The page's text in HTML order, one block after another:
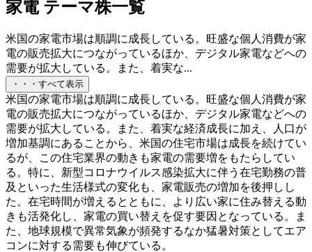
家電 テーマ株一覧
米国の家電市場は順調に成長している。旺盛な個人消費が家
電の販売拡大につながっているほか、デジタル家電などへの
需要が拡大している。また、着実な...
・・・すべて表示
米国の家電市場は順調に成長している。旺盛な個人消費が家
電の販売拡大につながっているほか、デジタル家電などへの
需要が拡大している。また、着実な経済成長に加え、人口が
増加基調にあることから、米国の住宅市場は成長を続けてい
るが、この住宅業界の動きも家電の需要増をもたらしてい
る。特に、新型コロナウイルス感染拡大に伴う在宅勤務の普
及といった生活様式の変化も、家電販売の増加を後押しし
た。在宅時間が増えるとともに、より広い家に住み替える動
きも活発化し、家電の買い替えを促す要因となっている。ま
た、地球規模で異常気象が頻発するなか猛暑対策としてエア
コンに対する需要も伸びている。